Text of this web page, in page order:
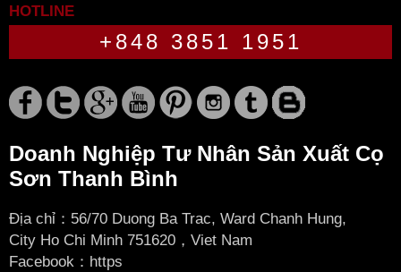
HOTLINE
+848 3851 1951
Doanh Nghiệp Tư Nhân Sản Xuất Cọ
Sơn Thanh Bình
Địa chỉ：56/70 Duong Ba Trac, Ward Chanh Hung,
City Ho Chi Minh 751620，Viet Nam
Facebook： https